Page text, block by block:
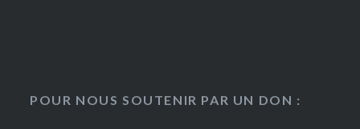
POUR NOUS SOUTENIR PAR UN DON :